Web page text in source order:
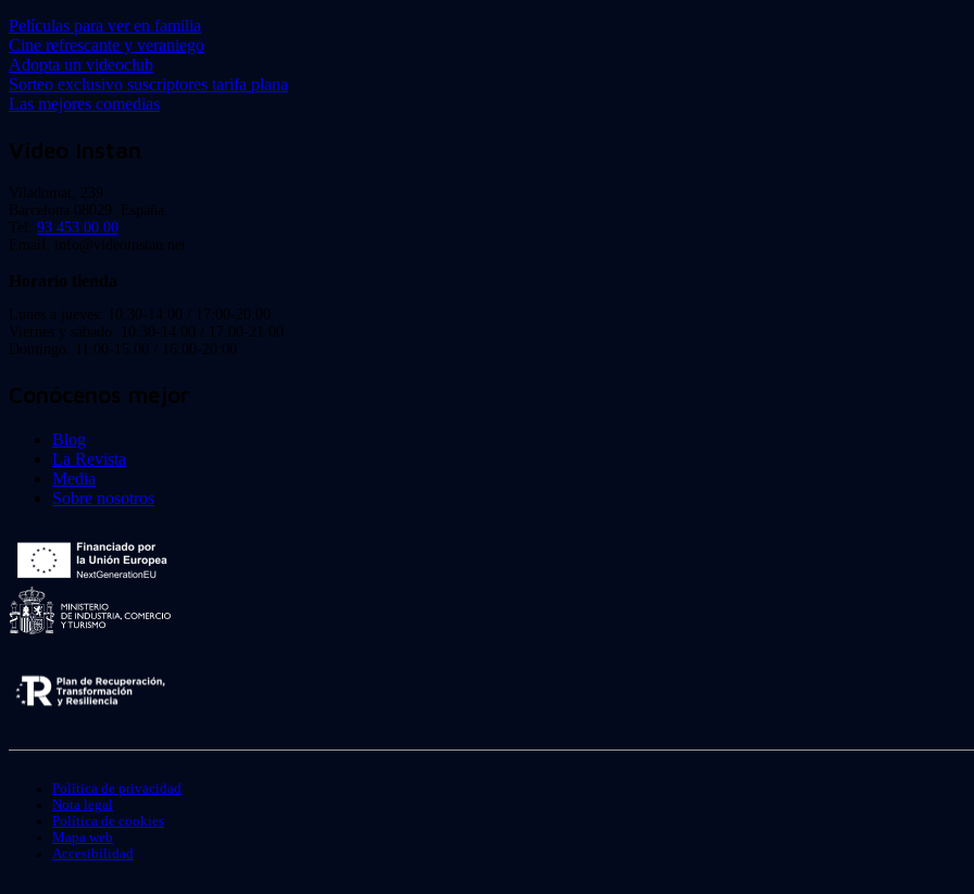
Películas para ver en familia
Cine refrescante y veraniego
Adopta un videoclub
Sorteo exclusivo suscriptores tarifa plana
Las mejores comedias
Video Instan
Viladomat, 239
Barcelona 08029. España.
Tel: 93 453 00 00
Email: info@videoinstan.net
Horario tienda
Lunes a jueves: 10:30-14:00 / 17:00-20:00
Viernes y sábado: 10:30-14:00 / 17:00-21:00
Domingo: 11:00-15:00 / 16:00-20:00
Conócenos mejor
Blog
La Revista
Media
Sobre nosotros
Política de privacidad
Nota legal
Política de cookies
Mapa web
Accesibilidad